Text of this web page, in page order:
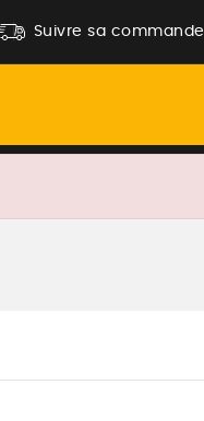
Suivre sa commande